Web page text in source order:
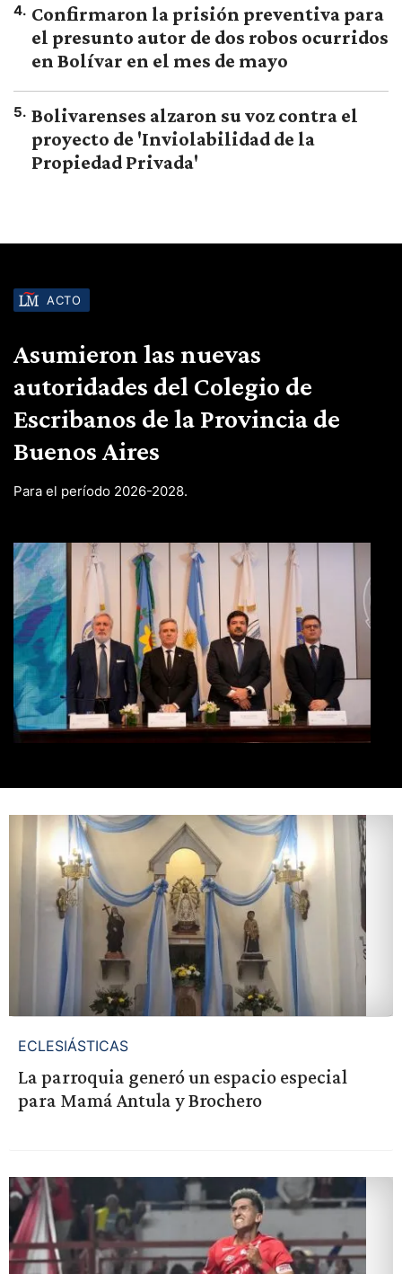
4. Confirmaron la prisión preventiva para
el presunto autor de dos robos ocurridos
en Bolívar en el mes de mayo
5. Bolivarenses alzaron su voz contra el
proyecto de 'Inviolabilidad de la
Propiedad Privada'
ACTO
Asumieron las nuevas
autoridades del Colegio de
Escribanos de la Provincia de
Buenos Aires
Para el período 2026-2028.
ECLESIÁSTICAS
La parroquia generó un espacio especial
para Mamá Antula y Brochero